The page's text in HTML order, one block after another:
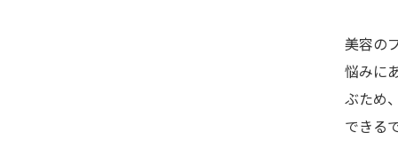
美容の
悩みに
ぶため
できる